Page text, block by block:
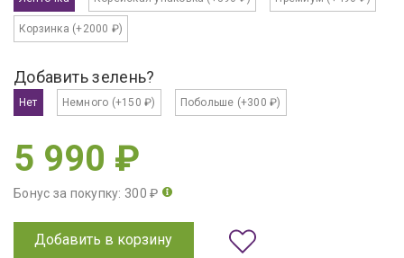
Корзинка (+2000 ₽)
Добавить зелень?
Нет Немного (+150 ₽) Побольше (+300 ₽)
5 990 ₽
Бонус за покупку: 300 ₽
Добавить в корзину